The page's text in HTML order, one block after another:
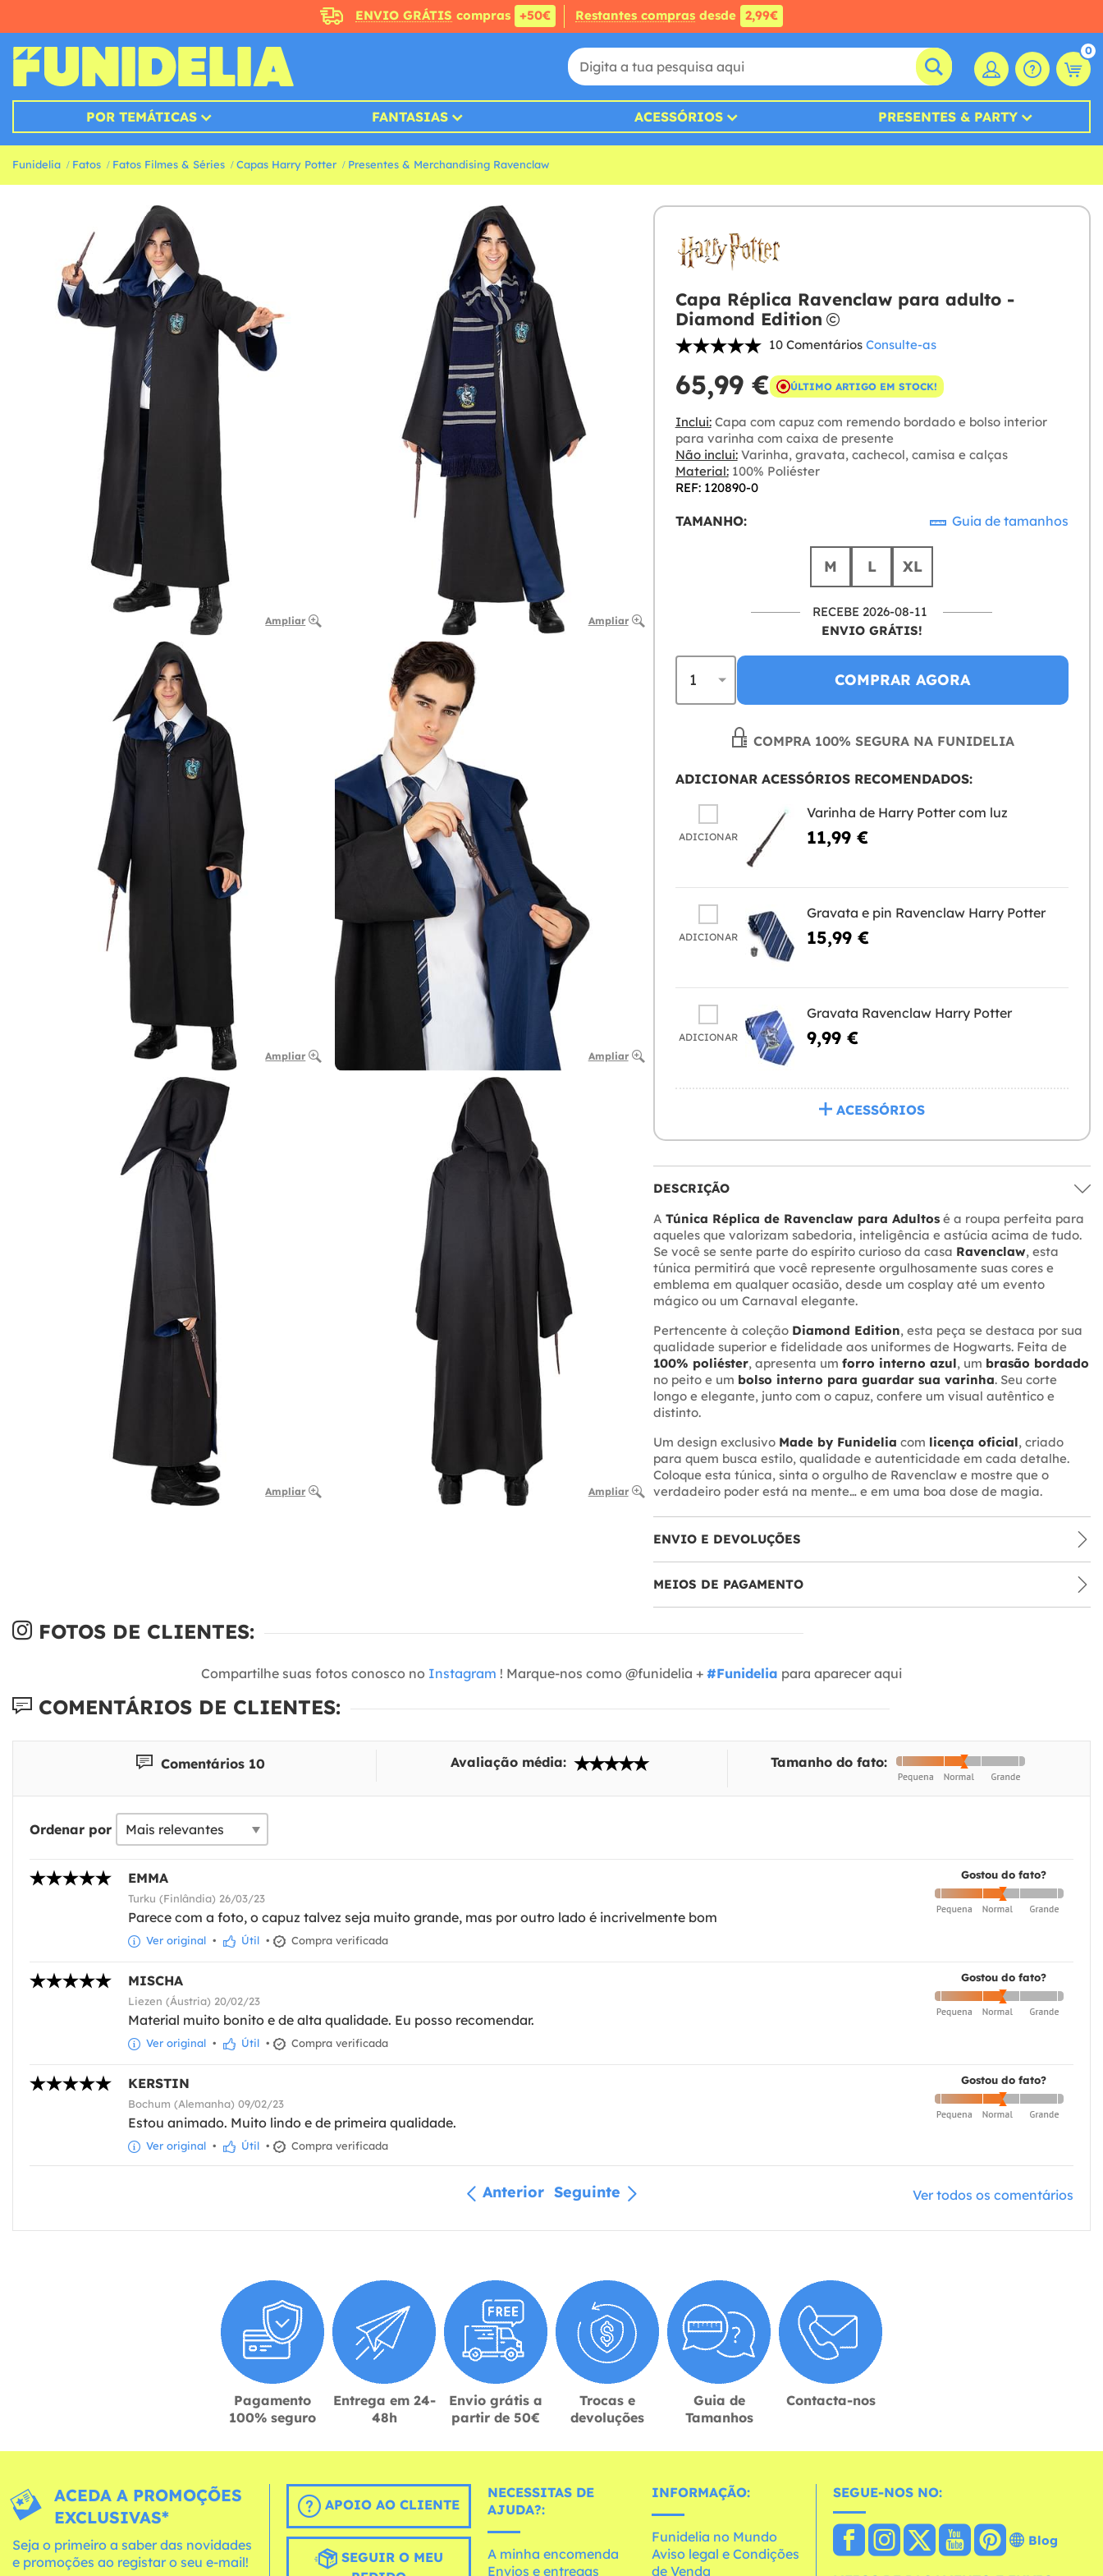
ENVIO GRÁTIS compras +50€ Restantes compras desde 2,99€
0
POR TEMÁTICAS FANTASIAS ACESSÓRIOS PRESENTES & PARTY
Funidelia Fatos Fatos Filmes & Séries Capas Harry Potter Presentes & Merchandising Ravenclaw
Ampliar Ampliar
Ampliar Ampliar
Ampliar Ampliar
Capa Réplica Ravenclaw para adulto -
Diamond Edition
10 Comentários Consulte-as
65,99 € ÚLTIMO ARTIGO EM STOCK!
Inclui:Capa com capuz com remendo bordado e bolso interior
para varinha com caixa de presente
Não inclui:Varinha, gravata, cachecol, camisa e calças
Material:100% Poliéster
REF: 120890-0
TAMANHO: Guia de tamanhos
M L XL
RECEBE 2026-08-11
ENVIO GRÁTIS!
COMPRAR AGORA
COMPRA 100% SEGURA NA FUNIDELIA
ADICIONAR ACESSÓRIOS RECOMENDADOS:
ADICIONAR
Varinha de Harry Potter com luz
11,99 €
ADICIONAR
Gravata e pin Ravenclaw Harry Potter
15,99 €
ADICIONAR
Gravata Ravenclaw Harry Potter
9,99 €
ACESSÓRIOS
DESCRIÇÃO
A Túnica Réplica de Ravenclaw para Adultosé a roupa perfeita para
aqueles que valorizam sabedoria, inteligência e astúcia acima de tudo.
Se você se sente parte do espírito curioso da casa Ravenclaw, esta
túnica permitirá que você represente orgulhosamente suas cores e
emblema em qualquer ocasião, desde um cosplay até um evento
mágico ou um Carnaval elegante.
Pertencente à coleção Diamond Edition, esta peça se destaca por sua
qualidade superior e fidelidade aos uniformes de Hogwarts. Feita de
100% poliéster, apresenta um forro interno azul, um brasão bordado
no peito e um bolso interno para guardar sua varinha. Seu corte
longo e elegante, junto com o capuz, confere um visual autêntico e
distinto.
Um design exclusivo Made by Funidelia com licença oficial, criado
para quem busca estilo, qualidade e autenticidade em cada detalhe.
Coloque esta túnica, sinta o orgulho de Ravenclaw e mostre que o
verdadeiro poder está na mente… e em uma boa dose de magia.
ENVIO E DEVOLUÇÕES
MEIOS DE PAGAMENTO
FOTOS DE CLIENTES:
Compartilhe suas fotos conosco no Instagram ! Marque-nos como @funidelia + #Funidelia para aparecer aqui
COMENTÁRIOS DE CLIENTES:
Comentários 10 Avaliação média: Tamanho do fato:
Ordenar por
Gostou do fato?
EMMA
Turku (Finlândia) 26/03/23
Parece com a foto, o capuz talvez seja muito grande, mas por outro lado é incrivelmente bom
Ver original • Útil • Compra verificada
Gostou do fato?
MISCHA
Liezen (Áustria) 20/02/23
Material muito bonito e de alta qualidade. Eu posso recomendar.
Ver original • Útil • Compra verificada
Gostou do fato?
KERSTIN
Bochum (Alemanha) 09/02/23
Estou animado. Muito lindo e de primeira qualidade.
Ver original • Útil • Compra verificada
Anterior Seguinte Ver todos os comentários
Pagamento
100% seguro
Entrega em 24-
48h
Envio grátis a
partir de 50€
Trocas e
devoluções
Guia de
Tamanhos
Contacta-nos
ACEDA A PROMOÇÕES
EXCLUSIVAS*
Seja o primeiro a saber das novidades
e promoções ao registar o seu e-mail!
APOIO AO CLIENTE
SEGUIR O MEU
NECESSITAS DE
AJUDA?:
A minha encomenda
Envios e entregas
INFORMAÇÃO:
Funidelia no Mundo
Aviso legal e Condições
de Venda
SEGUE-NOS NO:
Blog